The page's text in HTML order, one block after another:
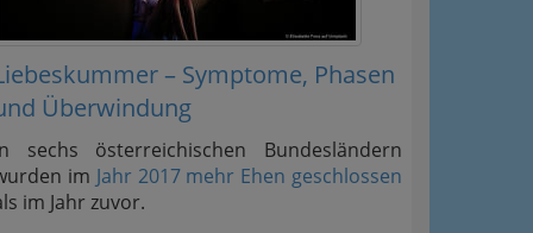
– Symptome, Phasen
Überwindung
sechs österreichischen Bundesländern
im Jahr 2017 mehr Ehen geschlossen
im Jahr zuvor.